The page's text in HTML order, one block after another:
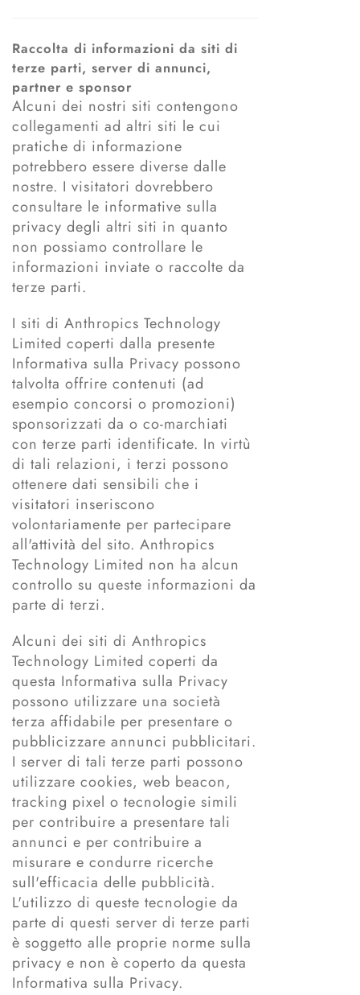
Raccolta di informazioni da siti di
terze parti, server di annunci,
partner e sponsor
Alcuni dei nostri siti contengono
collegamenti ad altri siti le cui
pratiche di informazione
potrebbero essere diverse dalle
nostre. I visitatori dovrebbero
consultare le informative sulla
privacy degli altri siti in quanto
non possiamo controllare le
informazioni inviate o raccolte da
terze parti.
I siti di Anthropics Technology
Limited coperti dalla presente
Informativa sulla Privacy possono
talvolta offrire contenuti (ad
esempio concorsi o promozioni)
sponsorizzati da o co-marchiati
con terze parti identificate. In virtù
di tali relazioni, i terzi possono
ottenere dati sensibili che i
visitatori inseriscono
volontariamente per partecipare
all'attività del sito. Anthropics
Technology Limited non ha alcun
controllo su queste informazioni da
parte di terzi.
Alcuni dei siti di Anthropics
Technology Limited coperti da
questa Informativa sulla Privacy
possono utilizzare una società
terza affidabile per presentare o
pubblicizzare annunci pubblicitari.
I server di tali terze parti possono
utilizzare cookies, web beacon,
tracking pixel o tecnologie simili
per contribuire a presentare tali
annunci e per contribuire a
misurare e condurre ricerche
sull'efficacia delle pubblicità.
L'utilizzo di queste tecnologie da
parte di questi server di terze parti
è soggetto alle proprie norme sulla
privacy e non è coperto da questa
Informativa sulla Privacy.